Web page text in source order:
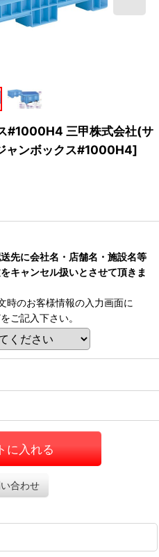
#1000H4 三甲株式会社(サ
ャンボックス#1000H4]
先に会社名・店舗名・施設名等
キャンセル扱いとさせて頂きま
時のお客様情報の入力画面に
ご記入下さい。
に入れる
合わせ